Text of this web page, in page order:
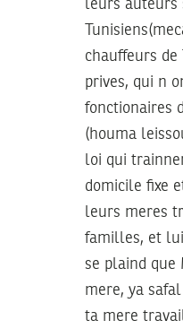
leurs auteurs
chauffeurs de
prives, qui n
fonctionaires
(houma
loi qui
domicile fixe
leurs meres
familles, et
se plaind que
mere, ya
ta mere